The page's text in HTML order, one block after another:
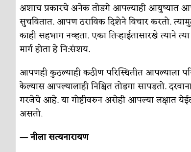
अशाच प्रकारचे अनेक तोडगे आपल्याही आयुष्यात
सुचवितात. आपण ठराविक दिशेने विचार करतो.
काही सहभाग नव्हता. एका तिऱ्हाईतासारखे त्याने
मार्ग होता हे नि:संशय.
आपणही कुठल्याही कठीण परिस्थितीत आपल्याला
केल्यास आपल्यालाही निश्चित तोडगा सापडतो.
गरजेचे आहे. या गोष्टीवरुन असेही आपल्या लक्षात
असतो.
— नीला सत्यनारायण